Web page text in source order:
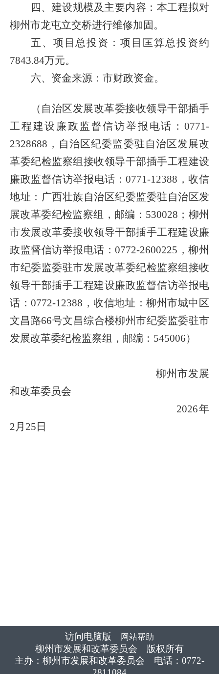
四、建设规模及主要内容：本工程拟对
柳州市龙屯立交桥进行维修加固。
五、项目总投资：项目匡算总投资约
7843.84万元。
六、资金来源：市财政资金。
（自治区发展改革委接收领导干部插手
工程建设廉政监督信访举报电话： 0771-
2328688 ，自治区纪委监委驻自治区发展改
革委纪检监察组接收领导干部插手工程建设
廉政监督信访举报电话：0771-12388 ，收信
地址：广西壮族自治区纪委监委驻自治区发
展改革委纪检监察组，邮编： 530028 ；柳州
市发展改革委接收领导干部插手工程建设廉
政监督信访举报电话：0772-2600225 ，柳州
市纪委监委驻市发展改革委纪检监察组接收
领导干部插手工程建设廉政监督信访举报电
话：0772-12388 ，收信地址：柳州市城中区
文昌路66号文昌综合楼柳州市纪委监委驻市
发展改革委纪检监察组，邮编： 545006）
柳州市发展
和改革委员会
2026年
2月 25 日
访问电脑版 网站帮助
柳州市发展和改革委员会 版权所有
主办：柳州市发展和改革委员会 电话：0772-